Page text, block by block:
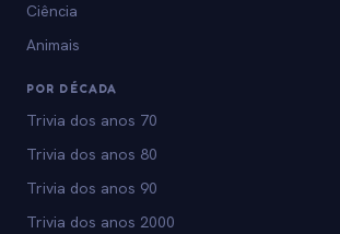
Ciência
Animais
POR DÉCADA
Trivia dos anos 70
Trivia dos anos 80
Trivia dos anos 90
Trivia dos anos 2000